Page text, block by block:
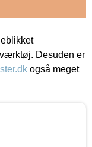
Desuden er
også meget